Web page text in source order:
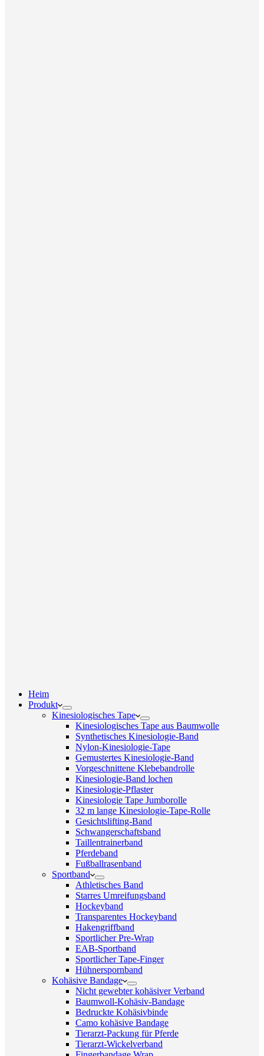
Heim
Produkt
Kinesiologisches Tape
Kinesiologisches Tape aus Baumwolle
Synthetisches Kinesiologie-Band
Nylon-Kinesiologie-Tape
Gemustertes Kinesiologie-Band
Vorgeschnittene Klebebandrolle
Kinesiologie-Band lochen
Kinesiologie-Pflaster
Kinesiologie Tape Jumborolle
32 m lange Kinesiologie-Tape-Rolle
Gesichtslifting-Band
Schwangerschaftsband
Taillentrainerband
Pferdeband
Fußballrasenband
Sportband
Athletisches Band
Starres Umreifungsband
Hockeyband
Transparentes Hockeyband
Hakengriffband
Sportlicher Pre-Wrap
EAB-Sportband
Sportlicher Tape-Finger
Hühnerspornband
Kohäsive Bandage
Nicht gewebter kohäsiver Verband
Baumwoll-Kohäsiv-Bandage
Bedruckte Kohäsivbinde
Camo kohäsive Bandage
Tierarzt-Packung für Pferde
Tierarzt-Wickelverband